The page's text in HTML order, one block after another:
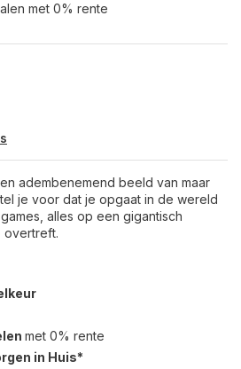
met 0% rente
adembenemend beeld van maar
je voor dat je opgaat in de wereld
alles op een gigantisch
overtreft.
met 0% rente
in Huis*